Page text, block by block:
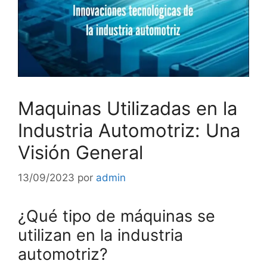
Maquinas Utilizadas en la
Industria Automotriz: Una
Visión General
13/09/2023 por admin
¿Qué tipo de máquinas se
utilizan en la industria
automotriz?